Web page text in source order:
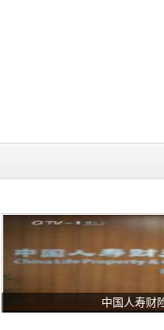
中国人寿财